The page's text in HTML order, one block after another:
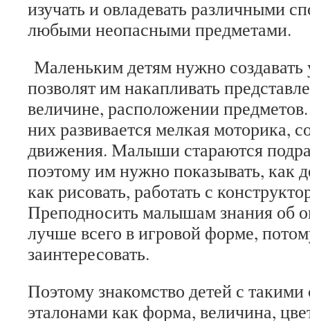
изучать и овладевать различными
любыми неопасными предметами.
Маленьким детям нужно создавать
позволят им накапливать
величине, расположении
них развивается мелкая моторика,
движения. Малыши стараются
поэтому им нужно показывать, как
как рисовать, работать с
Преподносить малышам знания об
лучше всего в игровой форме,
заинтересовать.
Поэтому знакомство детей с
эталонами как форма, величина,